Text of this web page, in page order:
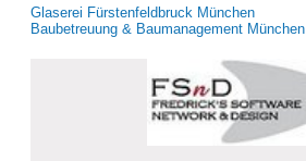
Glaserei Fürstenfeldbruck München
Baubetreuung & Baumanagement München